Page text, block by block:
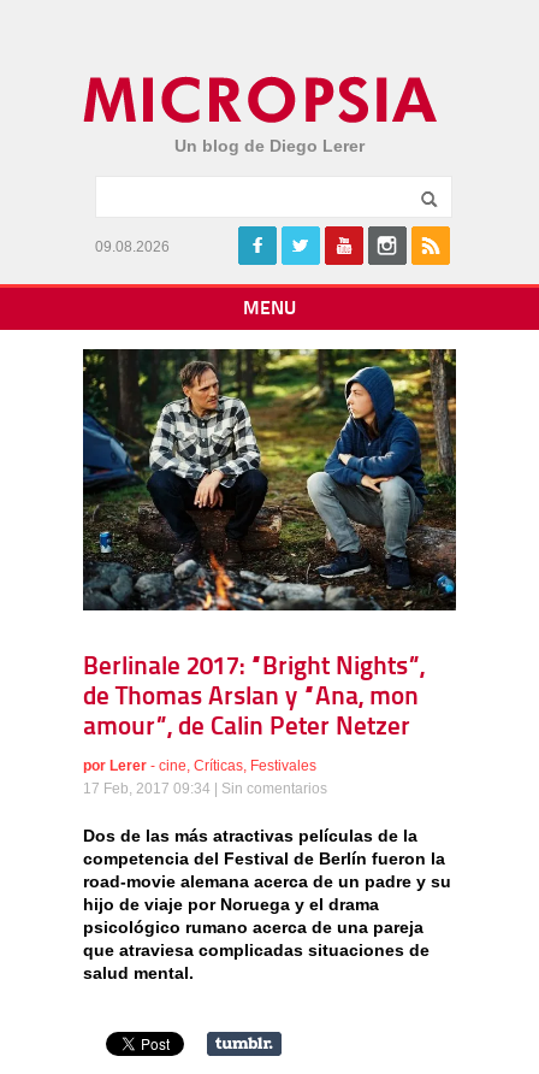
Un blog de Diego Lerer
09.08.2026
MENU
Berlinale 2017: “Bright Nights”,
de Thomas Arslan y “Ana, mon
amour”, de Calin Peter Netzer
por Lerer - cine, Críticas, Festivales
17 Feb, 2017 09:34 | Sin comentarios
Dos de las más atractivas películas de la
competencia del Festival de Berlín fueron la
road-movie alemana acerca de un padre y su
hijo de viaje por Noruega y el drama
psicológico rumano acerca de una pareja
que atraviesa complicadas situaciones de
salud mental.